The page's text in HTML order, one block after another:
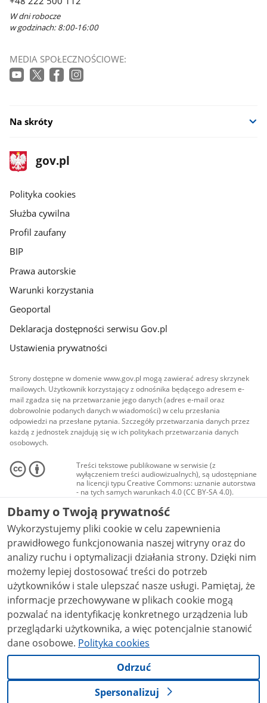
W dni robocze
w godzinach: 8:00-16:00
MEDIA SPOŁECZNOŚCIOWE:
Na skróty
stopka
gov.pl
Strona
gov.pl
gov.pl
Polityka cookies
Służba cywilna
Profil zaufany
BIP
Prawa autorskie
Warunki korzystania
Geoportal
Deklaracja dostępności serwisu Gov.pl
Ustawienia prywatności
Strony dostępne w domenie www.gov.pl mogą zawierać adresy skrzynek
mailowych. Użytkownik korzystający z odnośnika będącego adresem e-
mail zgadza się na przetwarzanie jego danych (adres e-mail oraz
dobrowolnie podanych danych w wiadomości) w celu przesłania
odpowiedzi na przesłane pytania. Szczegóły przetwarzania danych przez
każdą z jednostek znajdują się w ich politykach przetwarzania danych
osobowych.
Treści tekstowe publikowane w serwisie (z
wyłączeniem treści audiowizualnych), są udostępniane
na licencji typu Creative Commons: uznanie autorstwa
- na tych samych warunkach 4.0 (CC BY-SA 4.0).
Materiały audiowizualne, w tym zdjęcia, materiały
audio i wideo, są udostępniane na licencji typu
Creative Commons: uznanie autorstwa użycie
niekomercyjne - bez utworów zależnych 4.0 (CC BY-
NC-ND 4.0), o ile nie jest to stwierdzone inaczej.
Dbamy o Twoją prywatność
Wykorzystujemy pliki cookie w celu zapewnienia
prawidłowego funkcjonowania naszej witryny oraz do
analizy ruchu i optymalizacji działania strony. Dzięki nim
możemy lepiej dostosować treści do potrzeb
użytkowników i stale ulepszać nasze usługi. Pamiętaj, że
informacje przechowywane w plikach cookie mogą
pozwalać na identyfikację konkretnego urządzenia lub
przeglądarki użytkownika, a więc potencjalnie stanowić
dane osobowe. Polityka cookies
Odrzuć
Spersonalizuj